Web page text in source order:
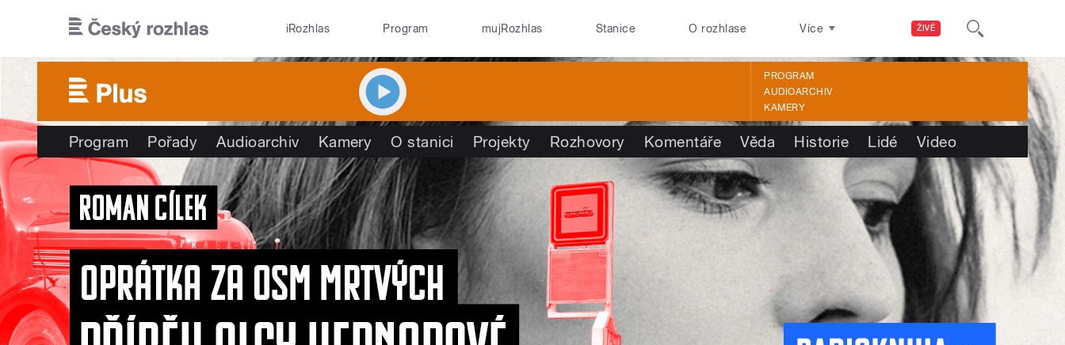
ŽIVĚ
iRozhlas Program mujRozhlas Stanice O rozhlase Více
PROGRAM
AUDIOARCHIV
KAMERY
Program Pořady Audioarchiv Kamery O stanici Projekty Rozhovory Komentáře Věda Historie Lidé Video